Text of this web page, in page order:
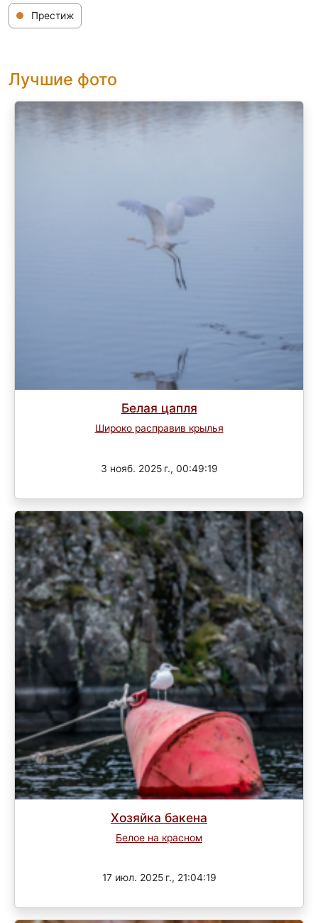
Престиж
Лучшие фото
Белая цапля
Широко расправив крылья
3 нояб. 2025 г., 00:49:19
Хозяйка бакена
Белое на красном
17 июл. 2025 г., 21:04:19